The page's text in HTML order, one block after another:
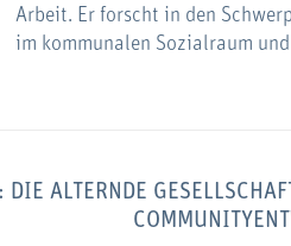
Arbeit. Er forscht in den
im kommunalen Sozialraum
DIE ALTERNDE